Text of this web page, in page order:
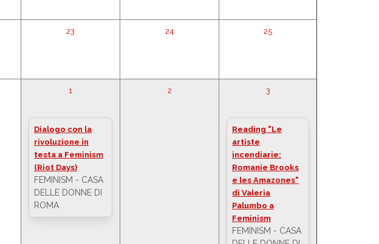
23 24 25
1
Dialogo con la
rivoluzione in
testa a Feminism
(Riot Days)
FEMINISM - CASA
DELLE DONNE DI
ROMA
2 3
Reading "Le
artiste
incendiarie:
Romanie Brooks
e les Amazones"
di Valeria
Palumbo a
Feminism
FEMINISM - CASA